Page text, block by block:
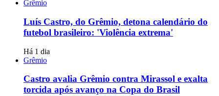
Grêmio
Luís Castro, do Grêmio, detona calendário do
futebol brasileiro: 'Violência extrema'
Há 1 dia
Grêmio
Castro avalia Grêmio contra Mirassol e exalta
torcida após avanço na Copa do Brasil